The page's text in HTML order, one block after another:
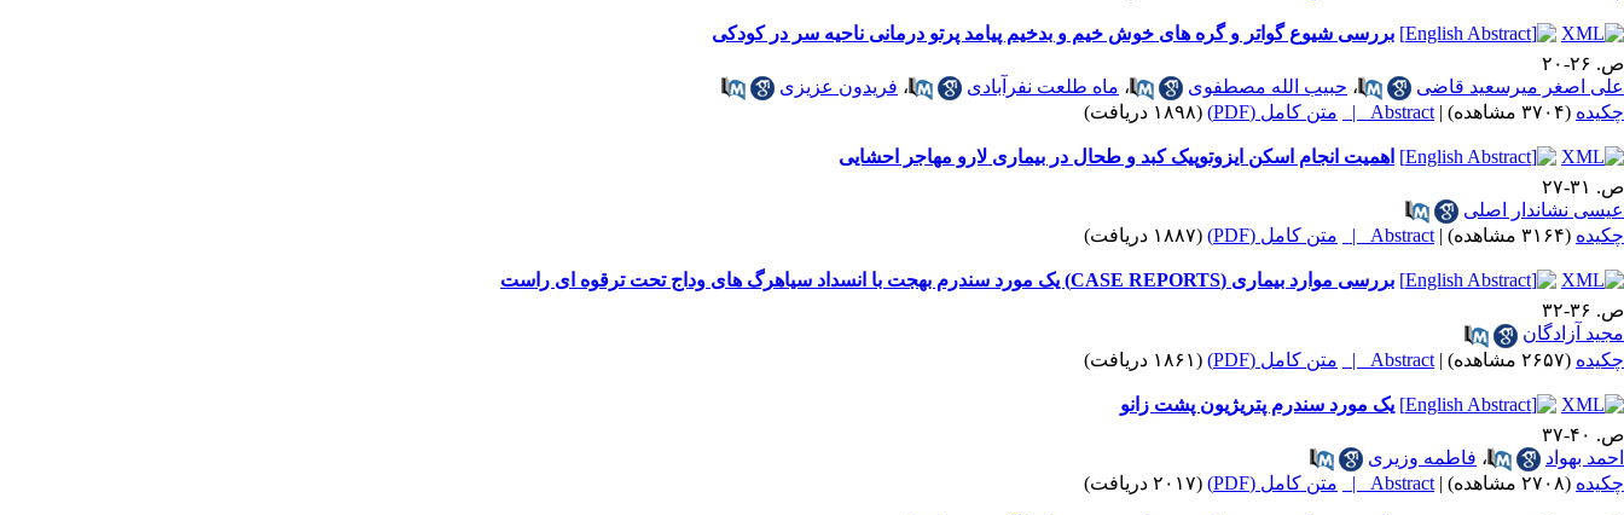
بررسی شیوع گواتر و گره های خوش خیم و بدخیم پیامد پرتو درمانی ناحیه سر در کودکی
ص. ۲۶-۲۰
علی اصغر میرسعید قاضی
، حبیب الله مصطفوی ، ماه طلعت نفرآبادی ، فریدون عزیزی
چکیده (۳۷۰۴ مشاهده) |
Abstract | متن کامل (PDF) (۱۸۹۸ دریافت)
اهمیت انجام اسکن ایزوتوپیک کبد و طحال در بیماری لارو مهاجر احشایی
ص. ۳۱-۲۷
عیسی نشاندار اصلی
چکیده (۳۱۶۴ مشاهده) |
Abstract | متن کامل (PDF) (۱۸۸۷ دریافت)
بررسی موارد بیماری (CASE REPORTS) یک مورد سندرم بهجت با انسداد سیاهرگ های وداج تحت ترقوه ای راست
ص. ۳۶-۳۲
مجید آزادگان
چکیده (۲۶۵۷ مشاهده) |
Abstract | متن کامل (PDF) (۱۸۶۱ دریافت)
یک مورد سندرم پتریژیون پشت زانو
ص. ۴۰-۳۷
احمد بهواد
، فاطمه وزیری
چکیده (۲۷۰۸ مشاهده) |
Abstract | متن کامل (PDF) (۲۰۱۷ دریافت)